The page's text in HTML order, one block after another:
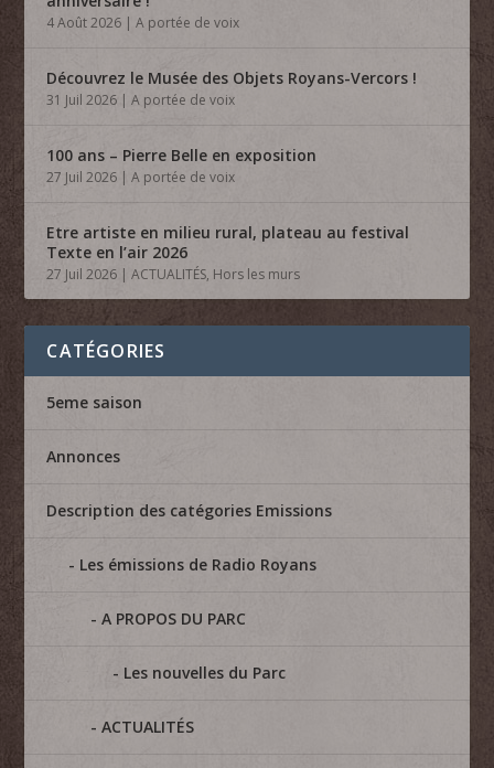
4 Août 2026 |A portée de voix
Découvrez le Musée des Objets Royans-Vercors !
31 Juil 2026 |A portée de voix
100 ans – Pierre Belle en exposition
27 Juil 2026 |A portée de voix
Etre artiste en milieu rural, plateau au festival
Texte en l’air 2026
27 Juil 2026 |ACTUALITÉS, Hors les murs
CATÉGORIES
5eme saison
Annonces
Description des catégories Emissions
Les émissions de Radio Royans
A PROPOS DU PARC
Les nouvelles du Parc
ACTUALITÉS